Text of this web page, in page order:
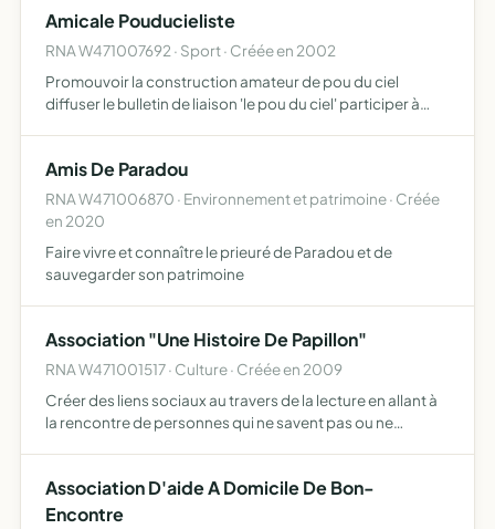
Amicale Pouducieliste
RNA W471007692 · Sport · Créée en 2002
Promouvoir la construction amateur de pou du ciel
diffuser le bulletin de liaison 'le pou du ciel' participer à
Amis De Paradou
RNA W471006870 · Environnement et patrimoine · Créée
en 2020
Faire vivre et connaître le prieuré de Paradou et de
sauvegarder son patrimoine
Association "Une Histoire De Papillon"
RNA W471001517 · Culture · Créée en 2009
Créer des liens sociaux au travers de la lecture en allant à
la rencontre de personnes qui ne savent pas ou ne
Association D'aide A Domicile De Bon-
Encontre